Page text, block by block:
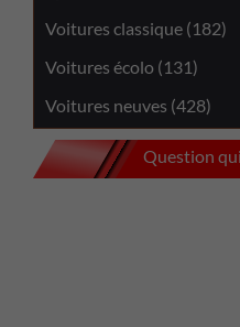
Voitures classique (182)
Voitures écolo (131)
Voitures neuves (428)
Question